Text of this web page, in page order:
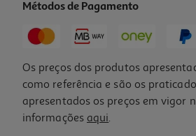
Métodos de Pagamento
Os preços dos produtos
como referência e são os
apresentados os preços em vigor
informações aqui.